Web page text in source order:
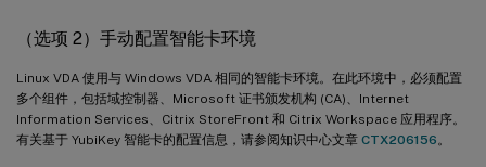
（选项 2）手动配置智能卡环境
Linux VDA 使用与 Windows VDA 相同的智能卡环境。在此环境中，必须配置
多个组件，包括域控制器、Microsoft 证书颁发机构 (CA)、Internet
Information Services、Citrix StoreFront 和 Citrix Workspace 应用程序。
有关基于 YubiKey 智能卡的配置信息，请参阅知识中心文章 CTX206156 。